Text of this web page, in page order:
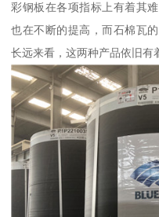
彩钢板在各项指标上有着其
也在不断的提高，而石棉瓦
长远来看，这两种产品依旧有